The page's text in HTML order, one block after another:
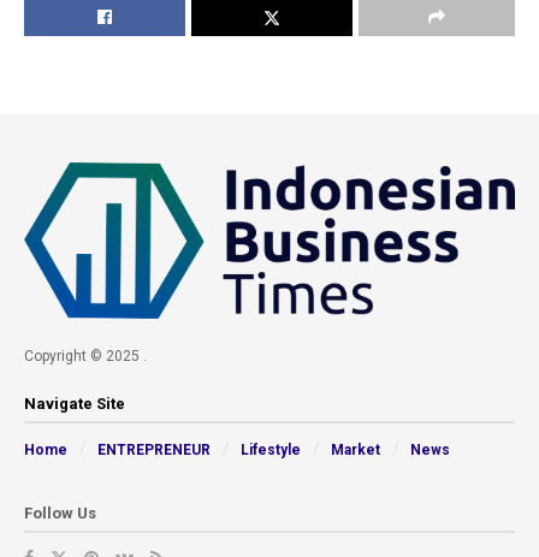
Copyright © 2025 .
Navigate Site
Home ENTREPRENEUR Lifestyle Market News
Follow Us